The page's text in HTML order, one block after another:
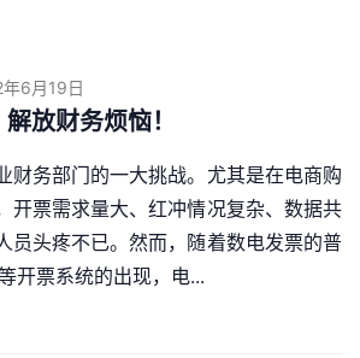
6月19日
放财务烦恼！
财务部门的一大挑战。尤其是在电商购
开票需求量大、红冲情况复杂、数据共
员头疼不已。然而，随着数电发票的普
开票系统的出现，电...